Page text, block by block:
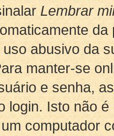
Lembrar
abusivo da
manter-se
e senha,
login. Isto não
computador